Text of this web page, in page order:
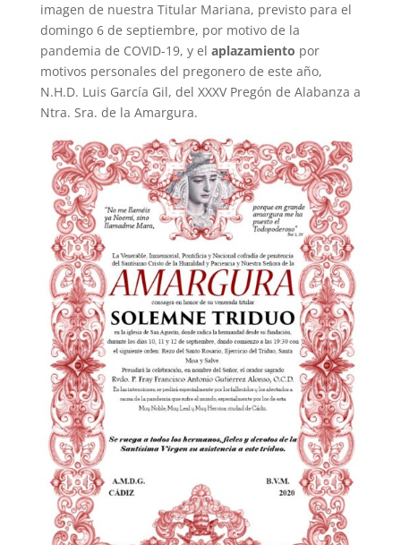
imagen de nuestra Titular Mariana, previsto para el
domingo 6 de septiembre, por motivo de la
pandemia de COVID-19, y el aplazamiento por
motivos personales del pregonero de este año,
N.H.D. Luis García Gil, del XXXV Pregón de Alabanza a
Ntra. Sra. de la Amargura.